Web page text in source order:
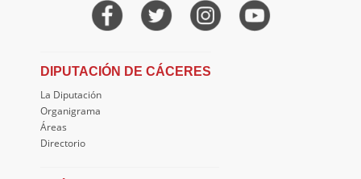
DIPUTACIÓN DE CÁCERES
La Diputación
Organigrama
Áreas
Directorio